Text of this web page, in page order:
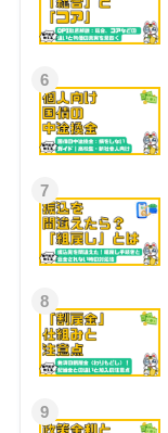
6
7
8
9